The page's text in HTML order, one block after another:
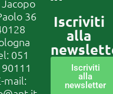
36
051
mail:
Iscriviti
alla
Iscriviti
alla
newsletter